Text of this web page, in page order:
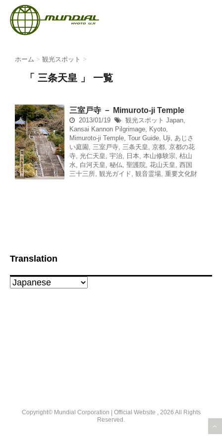
ホーム > 観光スポット >
「 三条天皇 」 一覧
三室戸寺 － Mimuroto-ji Temple
2013/01/19 観光スポット Japan,
Kansai Kannon Pilgrimage, Kyoto,
Mimuroto-ji Temple, Tour Guide, Uji, あじさ
い庭園 , 三室戸寺, 三条天皇, 京都, 京都の花
寺, 光仁天皇, 宇治, 日本, 本山修験宗, 枯山
水, 白河天皇, 秘仏, 聖護院, 花山天皇, 西国
三十三所, 観光ガイド, 観音霊場, 重要文化財
Translation
Copyright© Mundial Corporation | Official Website , 2026 All Rights
Reserved.